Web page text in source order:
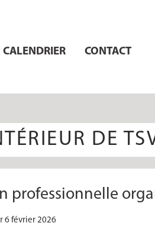
CALENDRIER CONTACT
DE
professionnelle
6 février 2026